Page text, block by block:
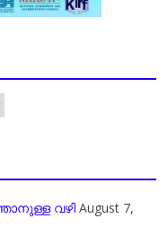
വഴി August 7,